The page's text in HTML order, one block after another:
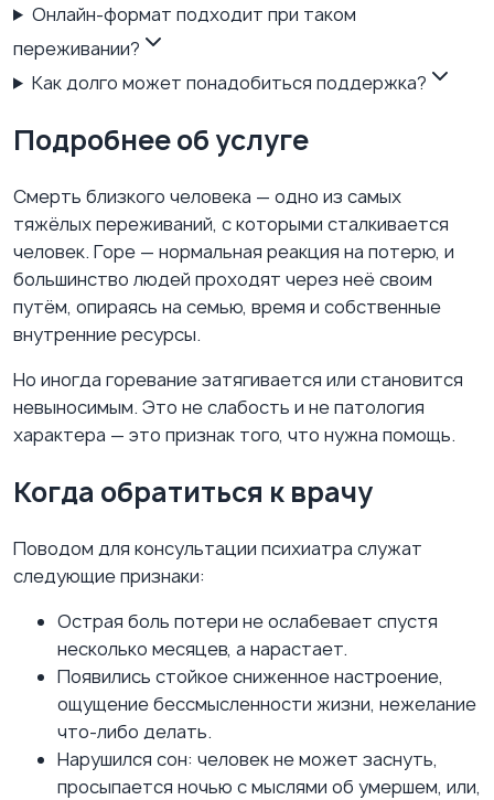
Онлайн-формат подходит при таком
переживании?
Как долго может понадобиться поддержка?
Подробнее об услуге
Смерть близкого человека — одно из самых
тяжёлых переживаний, с которыми сталкивается
человек. Горе — нормальная реакция на потерю, и
большинство людей проходят через неё своим
путём, опираясь на семью, время и собственные
внутренние ресурсы.
Но иногда горевание затягивается или становится
невыносимым. Это не слабость и не патология
характера — это признак того, что нужна помощь.
Когда обратиться к врачу
Поводом для консультации психиатра служат
следующие признаки:
Острая боль потери не ослабевает спустя
несколько месяцев, а нарастает.
Появились стойкое сниженное настроение,
ощущение бессмысленности жизни, нежелание
что-либо делать.
Нарушился сон: человек не может заснуть,
просыпается ночью с мыслями об умершем, или,